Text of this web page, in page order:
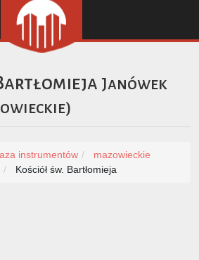
Janówek
)
instrumentów
mazowieckie
Kościół św. Bartłomieja